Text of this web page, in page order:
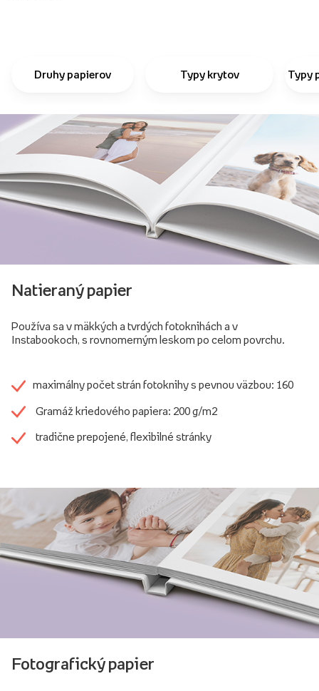
Druhy papierov Typy krytov Typy
Natieraný papier
Používa sa v mäkkých a tvrdých fotoknihách a v
Instabookoch, s rovnomerným leskom po celom povrchu.
maximálny počet strán fotoknihy s pevnou väzbou: 160
Gramáž kriedového papiera: 200 g/m2
tradične prepojené, flexibilné stránky
Fotografický papier